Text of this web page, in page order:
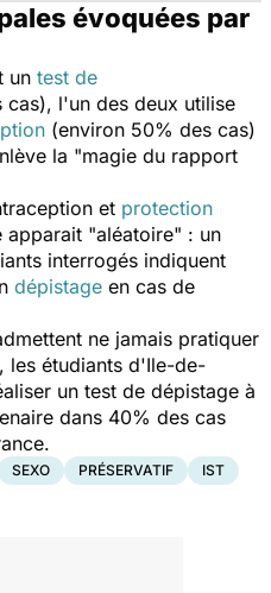
évoquées par
un test de
cas), l'un des deux utilise
(environ 50% des cas)
la "magie du rapport
et protection
apparait "aléatoire" : un
interrogés indiquent
dépistage en cas de
ne jamais pratiquer
les étudiants d'Ile-de-
un test de dépistage à
dans 40% des cas
SEXO PRÉSERVATIF
IST